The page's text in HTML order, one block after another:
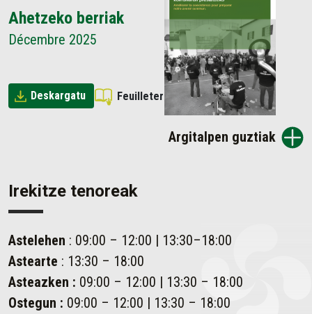
Ahetzeko berriak
Décembre 2025
Deskargatu Feuilleter
Argitalpen guztiak
Irekitze tenoreak
Astelehen : 09:00 – 12:00 | 13:30–18:00
Astearte : 13:30 – 18:00
Asteazken : 09:00 – 12:00 | 13:30 – 18:00
Ostegun : 09:00 – 12:00 | 13:30 – 18:00